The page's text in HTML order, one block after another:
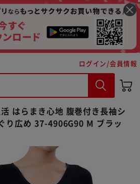
ログイン/会員情報
はらまき心地 腹巻付き長袖シ
り広め 37-4906G90 M ブラッ